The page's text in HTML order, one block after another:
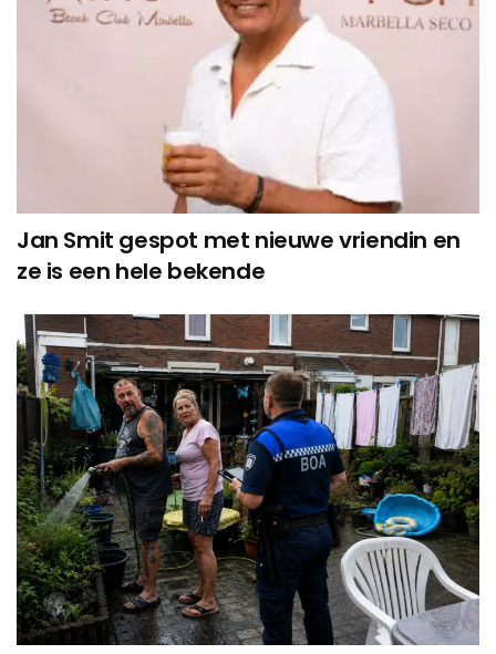
Jan Smit gespot met nieuwe vriendin en
ze is een hele bekende